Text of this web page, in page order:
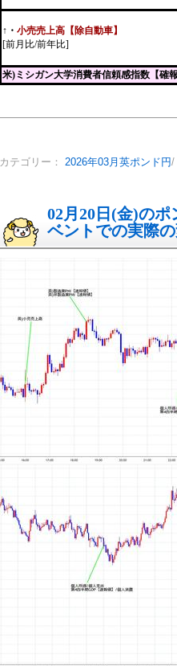
↑ ・ 小売売上高【除自動車】
[前月比/前年比]
米)ミシガン大学消費者信頼感指数【確
カテゴリー： 2026年03月英ポンド円/
02月20日(金)の
ベントでの実際